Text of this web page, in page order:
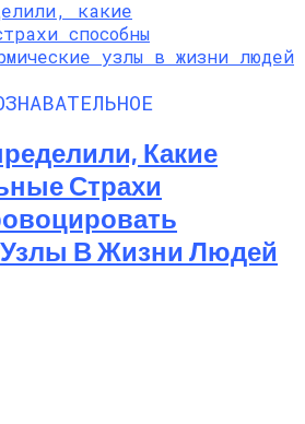
Какие
Страхи
Узлы В Жизни Людей